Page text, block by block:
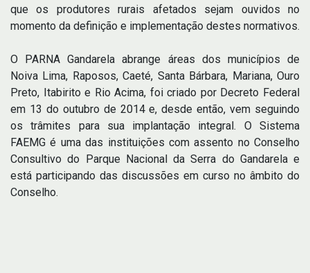
que os produtores rurais afetados sejam ouvidos no
momento da definição e implementação destes normativos.
O PARNA Gandarela abrange áreas dos municípios de
Noiva Lima, Raposos, Caeté, Santa Bárbara, Mariana, Ouro
Preto, Itabirito e Rio Acima, foi criado por Decreto Federal
em 13 do outubro de 2014 e, desde então, vem seguindo
os trâmites para sua implantação integral. O Sistema
FAEMG é uma das instituições com assento no Conselho
Consultivo do Parque Nacional da Serra do Gandarela e
está participando das discussões em curso no âmbito do
Conselho.